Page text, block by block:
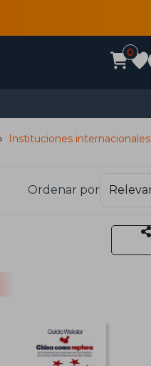
0
Instituciones internacionales
Ordenar por